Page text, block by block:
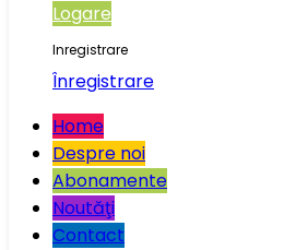
Logare
Inregistrare
Înregistrare
Home
Despre noi
Abonamente
Noutăţi
Contact